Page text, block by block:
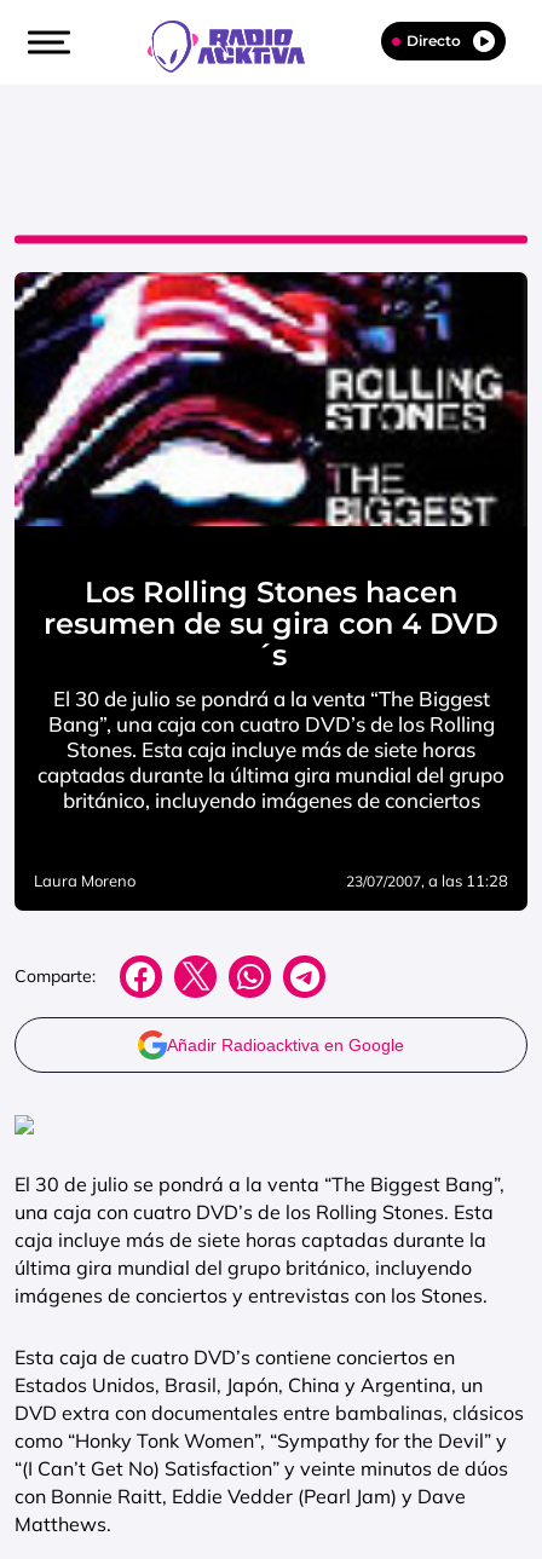
Directo
Los Rolling Stones hacen
resumen de su gira con 4 DVD
´s
El 30 de julio se pondrá a la venta “The Biggest
Bang”, una caja con cuatro DVD’s de los Rolling
Stones. Esta caja incluye más de siete horas
captadas durante la última gira mundial del grupo
británico, incluyendo imágenes de conciertos
Laura Moreno 23/07/2007, a las 11:28
Comparte:
Añadir Radioacktiva en Google
El 30 de julio se pondrá a la venta “The Biggest Bang”,
una caja con cuatro DVD’s de los Rolling Stones. Esta
caja incluye más de siete horas captadas durante la
última gira mundial del grupo británico, incluyendo
imágenes de conciertos y entrevistas con los Stones.
Esta caja de cuatro DVD’s contiene conciertos en
Estados Unidos, Brasil, Japón, China y Argentina, un
DVD extra con documentales entre bambalinas, clásicos
como “Honky Tonk Women”, “Sympathy for the Devil” y
“(I Can’t Get No) Satisfaction” y veinte minutos de dúos
con Bonnie Raitt, Eddie Vedder (Pearl Jam) y Dave
Matthews.